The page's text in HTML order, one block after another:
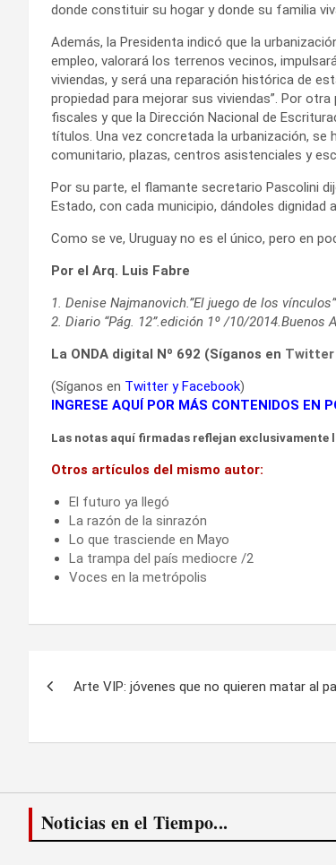
donde constituir su hogar y donde su familia
Además, la Presidenta indicó que la
empleo, valorará los terrenos vecinos,
viviendas, y será una reparación histórica de
propiedad para mejorar sus viviendas”. Por
fiscales y que la Dirección Nacional de
títulos. Una vez concretada la urbanización,
comunitario, plazas, centros asistenciales y
Por su parte, el flamante secretario Pascolini
Estado, con cada municipio, dándoles
Como se ve, Uruguay no es el único, pero en
Por el Arq. Luis Fabre
1. Denise Najmanovich.”El juego de los
2. Diario “Pág. 12”.edición 1º /10/2014.Buenos
La ONDA digital Nº 692 (Síganos en Twitter
(Síganos en Twitter yFacebook)
INGRESE AQUÍ POR MÁS CONTENIDOS EN
Las notas aquí firmadas reflejan exclusivamente
Otros artículos del mismo autor:
El futuro ya llegó
La razón de la sinrazón
Lo que trasciende en Mayo
La trampa del país mediocre /2
Voces en la metrópolis
entradas
Arte VIP: jóvenes que no quieren matar al
Noticias en el Tiempo...